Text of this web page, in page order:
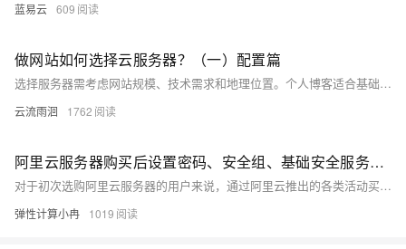
蓝易云 609
做网站如何选择云服务器？（一）配置篇
选择服务器需考虑网站规模、技术需求和地理位置。个人博客适合基础配置，企业官网需4核CPU、8GB内存，电商平台则需更高配置并配备负载均衡。技术上，展示型网站用PHP+MySQL，互动社区需Node.js/Python环境，视频类网站要大带宽。地理位置影响服务器选择，国内用户选腾讯云/阿里云，海外用户选AWS等。主流服务器类型包括虚拟主机（入门级）、云服务器（推荐）和物理服务器（高端需求）。云服务商普遍提供免费试用，便于评估性能。
云流雨洄 1762
阿里云服务器购买后设置密码、安全组、基础安全服务、挂载云盘等流程简介
对于初次选购阿里云服务器的用户来说，通过阿里云推出的各类活动买到心仪的云服务器仅仅是第一步。为了确保云服务器能够正常运行并承载您的应用，购买之后还需要给云服务器设置远程登录密码、设置安全组规则、设置基础安全、购买并挂载云盘等操作之后，我们才能使用并部署自己的应用到云服务器上。本文将详细介绍在阿里云的活动中购买云服务器后，您必须完成的几个关键步骤，助您快速上手并充分利用云服务器的强大功能。
弹性计算小冉 1019